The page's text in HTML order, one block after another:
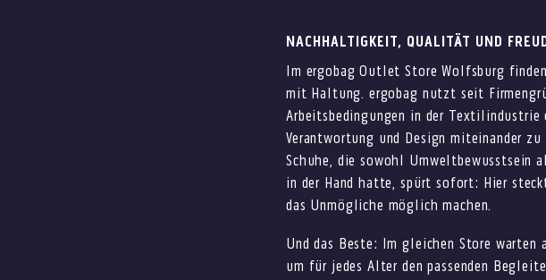
NACHHALTIGKEIT, QUALITÄT UND
Im ergobag Outlet Store Wolfsburg
mit Haltung. ergobag nutzt seit
Arbeitsbedingungen in der
Verantwortung und Design miteinander zu
Schuhe, die sowohl Umweltbewusstsein
in der Hand hatte, spürt sofort: Hier
das Unmögliche möglich machen.
Und das Beste: Im gleichen Store
um für jedes Alter den passenden